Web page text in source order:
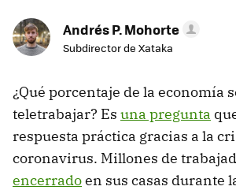
Andrés P. Mohorte
Subdirector de Xataka
¿Qué porcentaje de la economía
teletrabajar? Es una pregunta
respuesta práctica gracias a la
coronavirus. Millones de
encerradoen sus casas durante